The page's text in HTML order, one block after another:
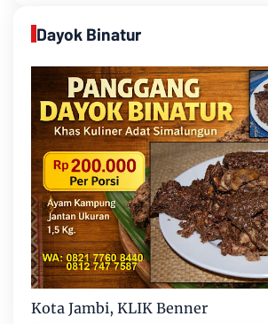
Dayok Binatur
Kota Jambi, KLIK Benner